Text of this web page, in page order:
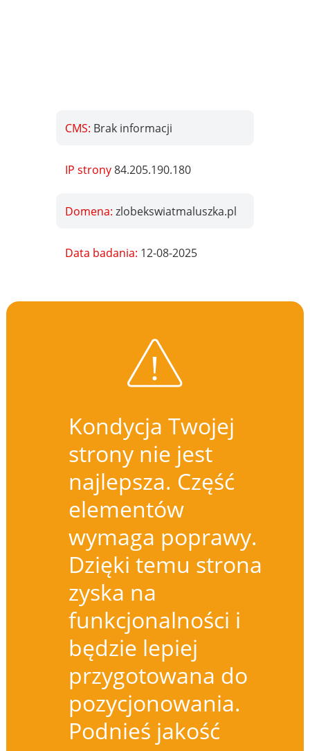
CMS: Brak informacji
IP strony84.205.190.180
Domena:zlobekswiatmaluszka.pl
Data badania: 12-08-2025
Kondycja Twojej
strony nie jest
najlepsza. Część
elementów
wymaga poprawy.
Dzięki temu strona
zyska na
funkcjonalności i
będzie lepiej
przygotowana do
pozycjonowania.
Podnieś jakość